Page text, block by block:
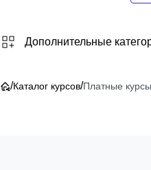
Дополнительные
/Каталог курсов/Платные